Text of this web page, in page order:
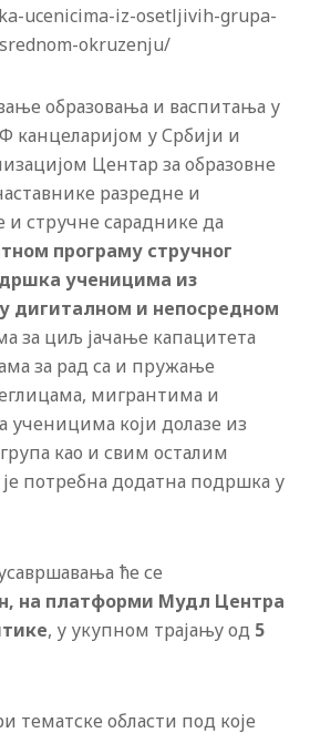
ucenicima-iz-osetljivih-grupa-
okruzenju/
образовања и васпитања у
у Србији и
Центар за образовне
разредне и
и стручне сараднике да
програму стручног
ученицима из
дигиталном и непосредном
за циљ јачање капацитета
за рад са и пружање
мигрантима и
ученицима који долазе из
као и свим осталим
потребна додатна подршка у
ће се
на платформи Мудл Центра
, у укупном трајању од 5
тематске области под које